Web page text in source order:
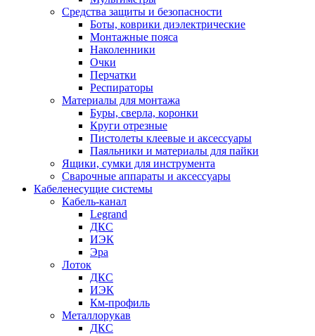
Средства защиты и безопасности
Боты, коврики диэлектрические
Монтажные пояса
Наколенники
Очки
Перчатки
Респираторы
Материалы для монтажа
Буры, сверла, коронки
Круги отрезные
Пистолеты клеевые и аксессуары
Паяльники и материалы для пайки
Ящики, сумки для инструмента
Сварочные аппараты и аксессуары
Кабеленесущие системы
Кабель-канал
Legrand
ДКС
ИЭК
Эра
Лоток
ДКС
ИЭК
Км-профиль
Металлорукав
ДКС